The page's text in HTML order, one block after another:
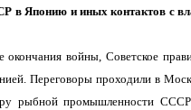
в Японию и иных контактов с
войны, Советское
Переговоры проходили в
рыбной промышленности